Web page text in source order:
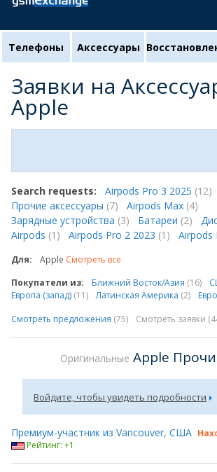
Телефоны Аксессуары
Заявки на
Apple
Search requests: Airpods Pro 3 2025 (12)
Прочие аксессуары (7) Airpods Max (4)
Зарядные устройства (3) Батареи (2)
Airpods (1) Airpods Pro 2 2023 (1) Airpods
Для: Apple Смотреть все
Покупатели из:
Ближний Восток/Азия (16)
Европа (запад) (11) Латинская Америка (2)
Смотреть предложения (75) Смотреть заявки
Оригинальные Apple
Войдите, чтобы увидеть подробности
Премиум-участник из Vancouver, США
Рейтинг: +1